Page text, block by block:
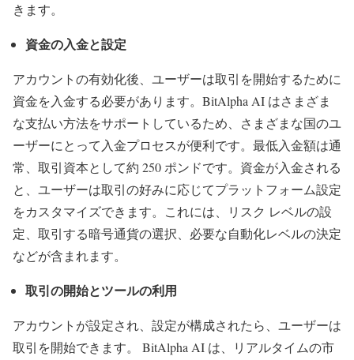
きます。
資金の入金と設定
アカウントの有効化後、ユーザーは取引を開始するために
資金を入金する必要があります。BitAlpha AI はさまざま
な支払い方法をサポートしているため、さまざまな国のユ
ーザーにとって入金プロセスが便利です。最低入金額は通
常、取引資本として約 250 ポンドです。資金が入金される
と、ユーザーは取引の好みに応じてプラットフォーム設定
をカスタマイズできます。これには、リスク レベルの設
定、取引する暗号通貨の選択、必要な自動化レベルの決定
などが含まれます。
取引の開始とツールの利用
アカウントが設定され、設定が構成されたら、ユーザーは
取引を開始できます。 BitAlpha AI は、リアルタイムの市